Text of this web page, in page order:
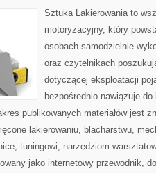
Sztuka Lakierowania to
motoryzacyjny, który
osobach samodzielnie
oraz czytelnikach
dotyczącej eksploatacji
bezpośrednio nawiązuje
publikowanych materiałów jest
lakierowaniu, blacharstwu,
tuningowi, narzędziom
jako internetowy przewodnik,